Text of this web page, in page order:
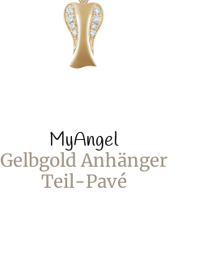
MyAngel
Gelbgold Anhänger
Teil-Pavé